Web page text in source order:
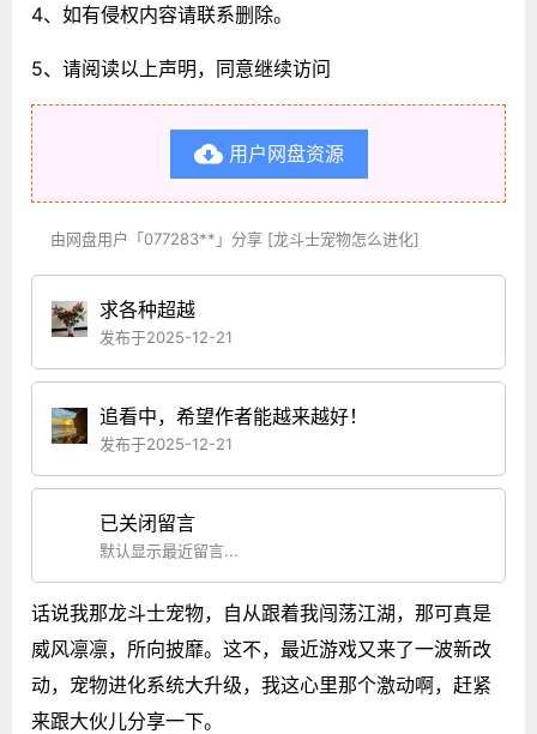
4、如有侵权内容请联系删除。
5、请阅读以上声明，同意继续访问
用户网盘资源
由网盘用户「077283**」分享 [龙斗士宠物怎么进化]
求各种超越
发布于2025-12-21
追看中，希望作者能越来越好！
发布于2025-12-21
已关闭留言
默认显示最近留言...
话说我那龙斗士宠物，自从跟着我闯荡江湖，那可真是
威风凛凛，所向披靡。这不，最近游戏又来了一波新改
动，宠物进化系统大升级，我这心里那个激动啊，赶紧
来跟大伙儿分享一下。